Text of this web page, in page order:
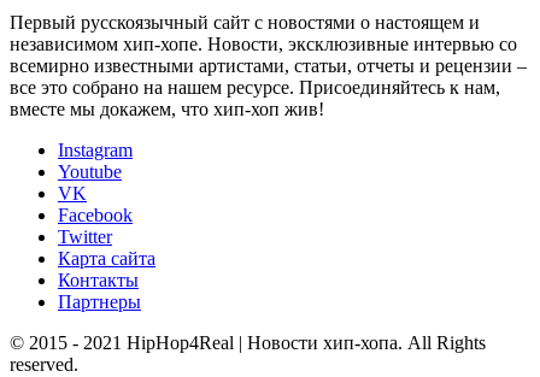
Первый русскоязычный сайт с новостями о настоящем и
независимом хип-хопе. Новости, эксклюзивные интервью со
всемирно известными артистами, статьи, отчеты и рецензии –
все это собрано на нашем ресурсе. Присоединяйтесь к нам,
вместе мы докажем, что хип-хоп жив!
Instagram
Youtube
VK
Facebook
Twitter
Карта сайта
Контакты
Партнеры
© 2015 - 2021 HipHop4Real | Новости хип-хопа. All Rights
reserved.